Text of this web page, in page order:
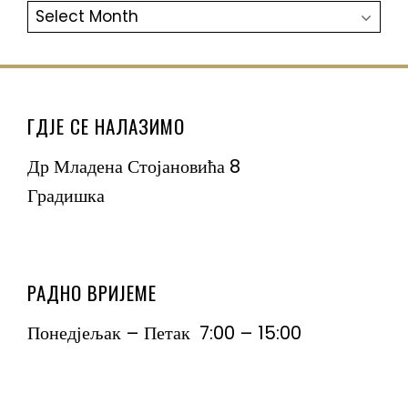
АРХИВА
ГДЈЕ СЕ НАЛАЗИМО
Др Младена Стојановића 8
Градишка
РАДНО ВРИЈЕМЕ
Понедјељак – Петак 7:00 – 15:00